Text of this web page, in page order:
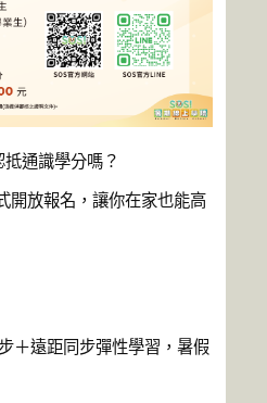
通識學分嗎？
開放報名，讓你在家也能高
＋遠距同步彈性學習，暑假